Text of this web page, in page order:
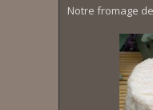
Notre fromage